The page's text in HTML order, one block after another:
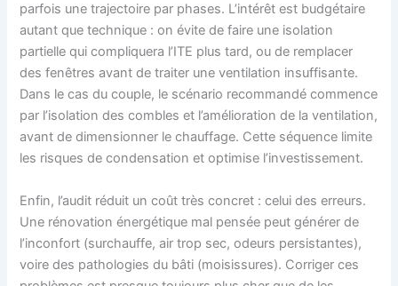
parfois une trajectoire par phases. L’intérêt est budgétaire
autant que technique : on évite de faire une isolation
partielle qui compliquera l’ITE plus tard, ou de remplacer
des fenêtres avant de traiter une ventilation insuffisante.
Dans le cas du couple, le scénario recommandé commence
par l’isolation des combles et l’amélioration de la ventilation,
avant de dimensionner le chauffage. Cette séquence limite
les risques de condensation et optimise l’investissement.
Enfin, l’audit réduit un coût très concret : celui des erreurs.
Une rénovation énergétique mal pensée peut générer de
l’inconfort (surchauffe, air trop sec, odeurs persistantes),
voire des pathologies du bâti (moisissures). Corriger ces